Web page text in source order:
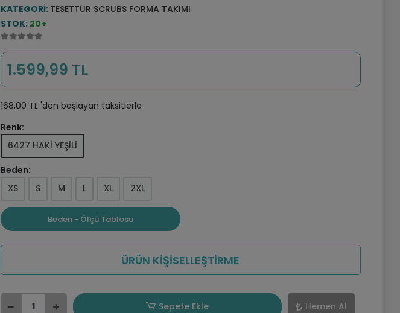
KATEGORI: TESETTÜR SCRUBS FORMA TAKIMI
STOK: 20+
1.599,99 TL
168,00 TL 'den başlayan taksitlerle
Renk:
6427 HAKİ YEŞİLİ
Beden:
XS
S M L XL 2XL
Beden - Ölçü Tablosu
ÜRÜN KİŞİSELLEŞTİRME
Sepete Ekle Hemen Al